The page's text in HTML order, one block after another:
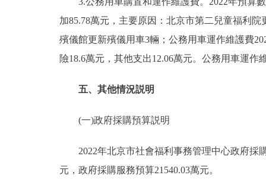
加85.78萬元，主要原因：北京市第二兒童福利
殯儀館更新殯儀用車3輛；公務用車運作維護費
險18.6萬元，其他支出12.06萬元。公務用車運作
五、其他情況説明
(一)政府採購預算説明
2022年北京市社會福利事務管理中心政府採購
元，政府採購服務預算21540.03萬元。